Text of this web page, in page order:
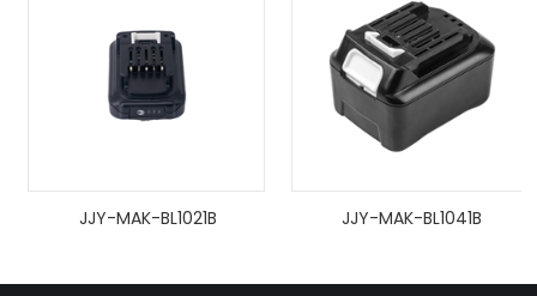
JJY-MAK-BL1021B JJY-MAK-BL1041B